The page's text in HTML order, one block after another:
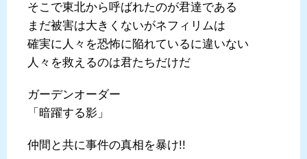
そこで東北から呼ばれたのが君達である
まだ被害は大きくないがネフィリムは
確実に人々を恐怖に陥れているに違いない
人々を救えるのは君たちだけだ
ガーデンオーダー
「暗躍する影」
仲間と共に事件の真相を暴け!!